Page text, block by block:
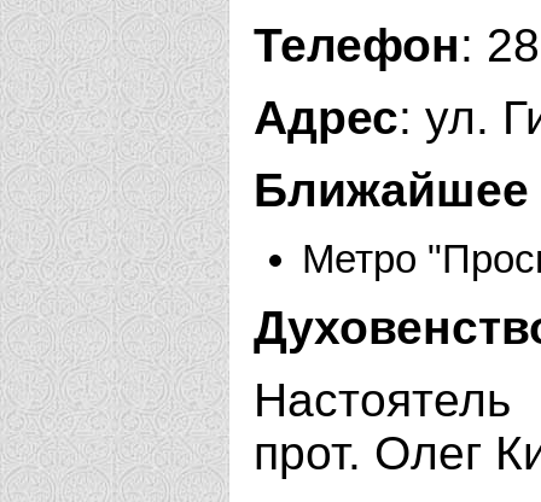
Телефон:
Адрес: ул.
Ближайшее
Метро
прот. Олег